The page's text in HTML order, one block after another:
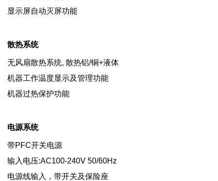
显示屏自动灭屏功能
散热系统
无风扇散热系统, 散热铝/铜+液体
机器工作温度显示及管理功能
机器过热保护功能
电源系统
带PFC开关电源
输入电压:AC100-240V 50/60Hz
电源线输入，带开关及保险座